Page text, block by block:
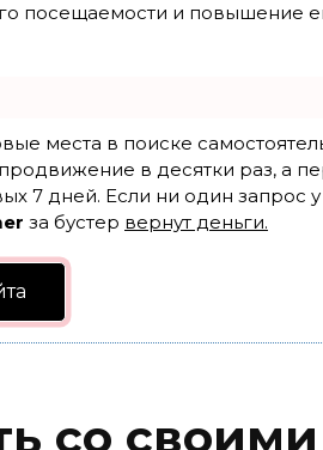
посещаемости и повышение
места в поиске
в десятки раз, а
7 дней. Если ни один запрос
за бустер вернут деньги.
со своими